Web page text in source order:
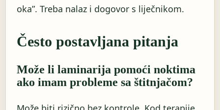
oka”. Treba nalaz i dogovor s liječnikom.
Često postavljana pitanja
Može li laminarija pomoći noktima
ako imam probleme sa štitnjačom?